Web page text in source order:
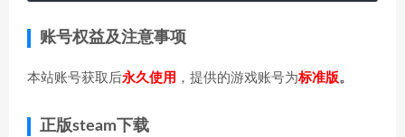
账号权益及注意事项
本站账号获取后永久使用 ，提供的游戏账号为标准版。
正版steam下载